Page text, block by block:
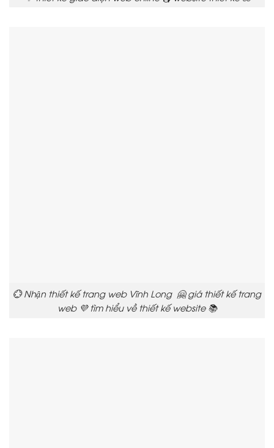
💮 Nhận thiết kế trang web Vĩnh Long 🤗 giá thiết kế trang
web 💜 tìm hiểu về thiết kế website 📚